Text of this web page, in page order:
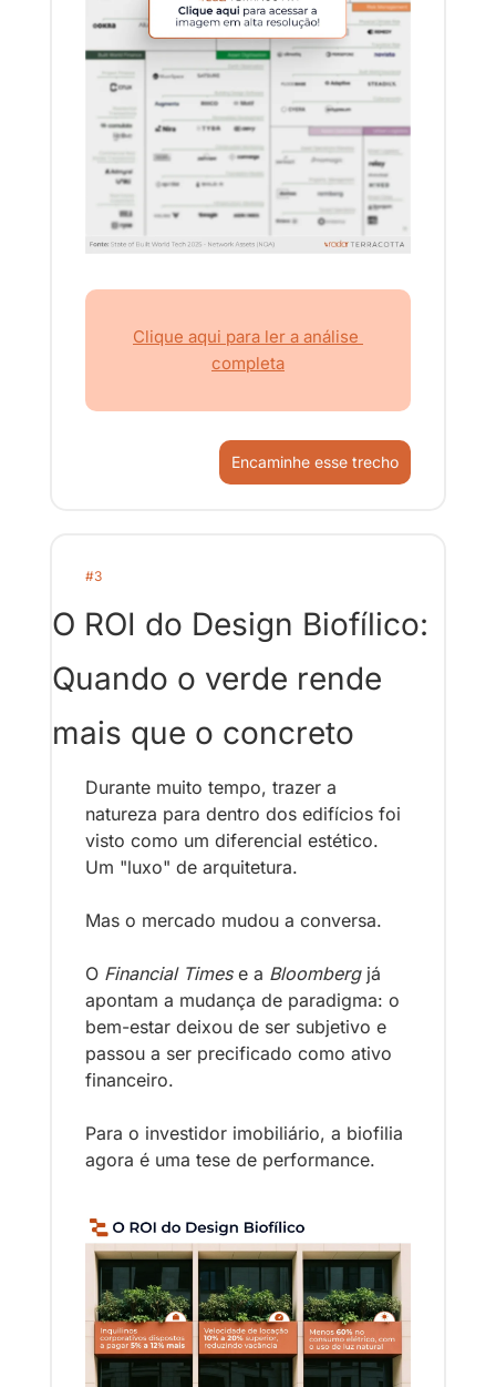
Clique aqui para ler a análise
completa
Encaminhe esse trecho
#3
O ROI do Design Biofílico:
Quando o verde rende
mais que o concreto
Durante muito tempo, trazer a
natureza para dentro dos edifícios foi
visto como um diferencial estético.
Um "luxo" de arquitetura.
Mas o mercado mudou a conversa.
O Financial Times e a Bloomberg já
apontam a mudança de paradigma: o
bem-estar deixou de ser subjetivo e
passou a ser precificado como ativo
financeiro.
Para o investidor imobiliário, a biofilia
agora é uma tese de performance.